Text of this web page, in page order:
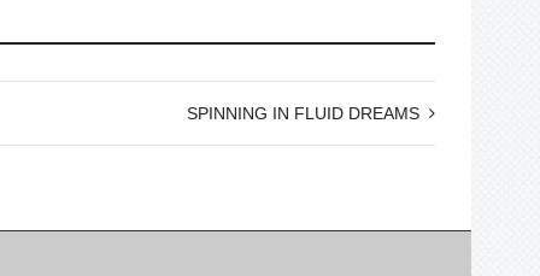
SPINNING IN FLUID DREAMS